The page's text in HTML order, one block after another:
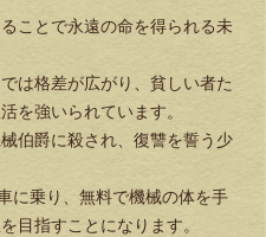
ことで永遠の命を得られる未
は格差が広がり、貧しい者た
を強いられています。
伯爵に殺され、復讐を誓う少
に乗り、無料で機械の体を手
目指すことになります。